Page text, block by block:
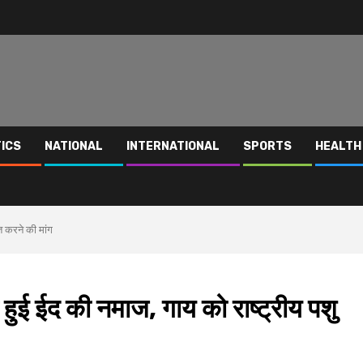
NATIONAL INTERNATIONAL SPORTS HEALTH
करने की मांग
ईद की नमाज, गाय को राष्ट्रीय पशु